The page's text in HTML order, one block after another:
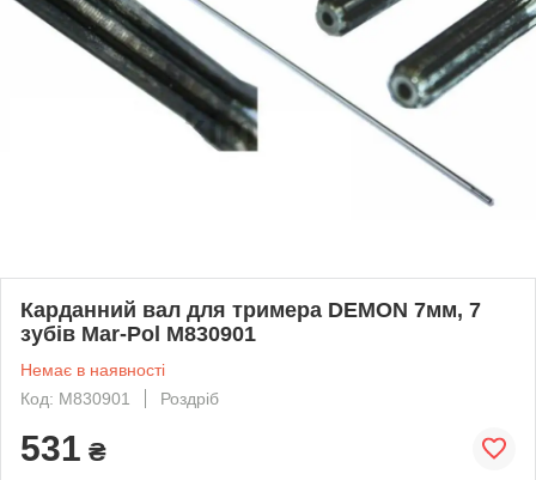
Карданний вал для тримера DEMON 7мм, 7
зубів Mar-Pol M830901
Немає в наявності
Код: M830901
Роздріб
531 ₴